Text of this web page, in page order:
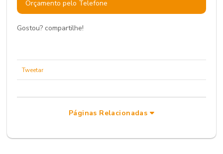
Orçamento pelo Telefone
Gostou? compartilhe!
Tweetar
Páginas Relacionadas